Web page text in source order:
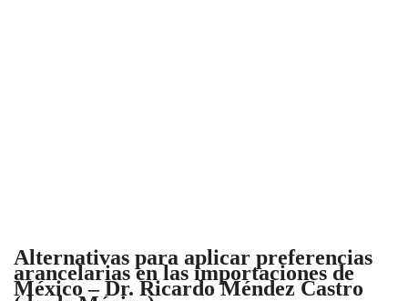
Alternativas para aplicar preferencias
arancelarias en las importaciones de
México – Dr. Ricardo Méndez Castro